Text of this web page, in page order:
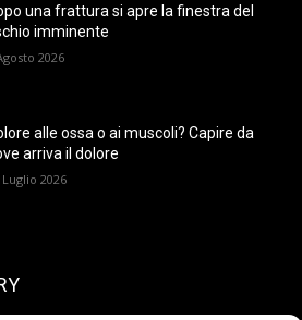
una frattura si apre la finestra del
imminente
2026
alle ossa o ai muscoli? Capire da
arriva il dolore
Luglio 2026